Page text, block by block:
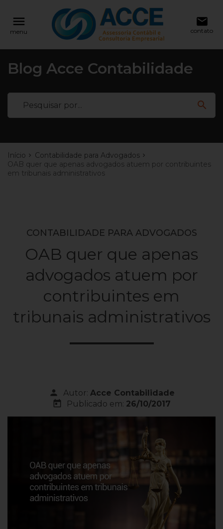
menu
menu
email
contato
Blog Acce Contabilidade
search
Início
Contabilidade para Advogados
OAB quer que apenas advogados atuem por contribuintes
em tribunais administrativos
reply NAVEGAÇÃO
Ver todos os posts
Abertura de Empresas
reply FALE CONOSCO
11 99146-4321
location_on Rua Barão de Leopoldina, 201 - Bairro
Deixe sua Mensagem
CONTABILIDADE PARA ADVOGADOS
OAB quer que apenas
advogados atuem por
contribuintes em
tribunais administrativos
person Autor: Acce Contabilidade
today Publicado em: 26/10/2017